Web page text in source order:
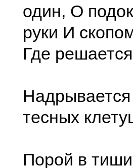
один, О
руки И
Где
тесных
Порой в